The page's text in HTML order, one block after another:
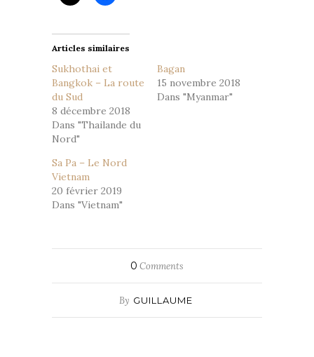
Articles similaires
Sukhothai et
Bangkok – La route
du Sud
8 décembre 2018
Dans "Thailande du
Nord"
Bagan
15 novembre 2018
Dans "Myanmar"
Sa Pa – Le Nord
Vietnam
20 février 2019
Dans "Vietnam"
0 Comments
By GUILLAUME